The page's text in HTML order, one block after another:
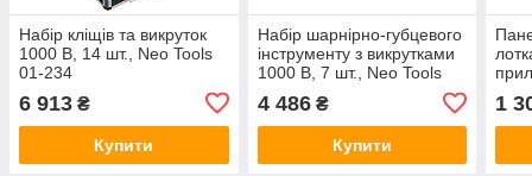
Набір кліщів та викруток
1000 В, 14 шт., Neo Tools
01-234
6 913 ₴
Купити
Набір шарнірно-губцевого
інструменту з викрутками
1000 В, 7 шт., Neo Tools
4 486₴
Купити
1